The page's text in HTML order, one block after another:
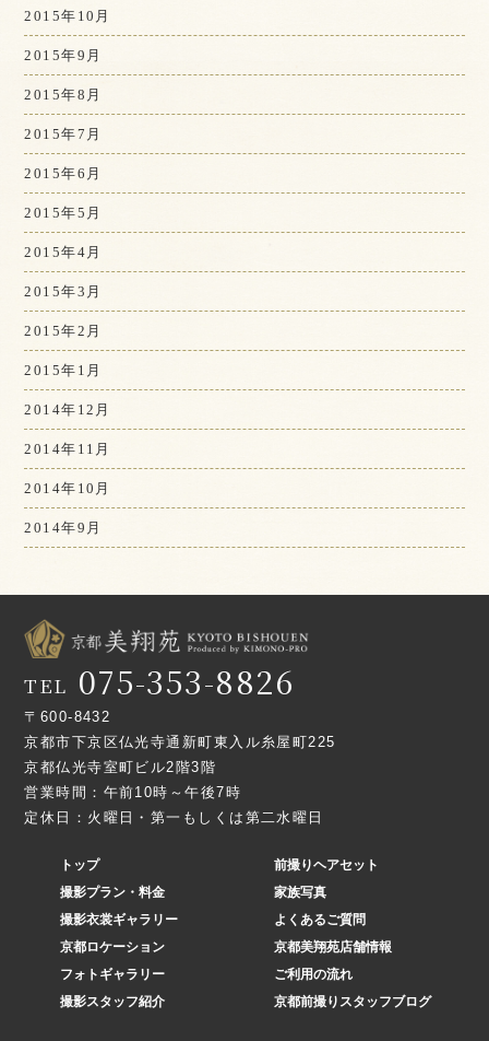
2015年10月
2015年9月
2015年8月
2015年7月
2015年6月
2015年5月
2015年4月
2015年3月
2015年2月
2015年1月
2014年12月
2014年11月
2014年10月
2014年9月
TEL 075-353-8826
〒600-8432
京都市下京区仏光寺通新町東入ル糸屋町225
京都仏光寺室町ビル2階3階
営業時間：午前10時～午後7時
定休日：火曜日・第一もしくは第二水曜日
トップ
撮影プラン・料金
撮影衣裳ギャラリー
京都ロケーション
フォトギャラリー
撮影スタッフ紹介
前撮りヘアセット
家族写真
よくあるご質問
京都美翔苑店舗情報
ご利用の流れ
京都前撮りスタッフブログ